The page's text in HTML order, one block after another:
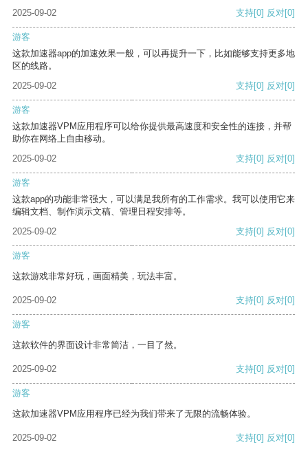
2025-09-02
支持[0] 反对[0]
游客
这款加速器app的加速效果一般，可以再提升一下，比如能够支持更多地
区的线路。
2025-09-02
支持[0] 反对[0]
游客
这款加速器VPM应用程序可以给你提供最高速度和安全性的连接，并帮
助你在网络上自由移动。
2025-09-02
支持[0] 反对[0]
游客
这款app的功能非常强大，可以满足我所有的工作需求。我可以使用它来
编辑文档、制作演示文稿、管理日程安排等。
2025-09-02
支持[0] 反对[0]
游客
这款游戏非常好玩，画面精美，玩法丰富。
2025-09-02 支持[0] 反对[0]
游客
这款软件的界面设计非常简洁，一目了然。
2025-09-02 支持[0] 反对[0]
游客
这款加速器VPM应用程序已经为我们带来了无限的流畅体验。
2025-09-02 支持[0] 反对[0]